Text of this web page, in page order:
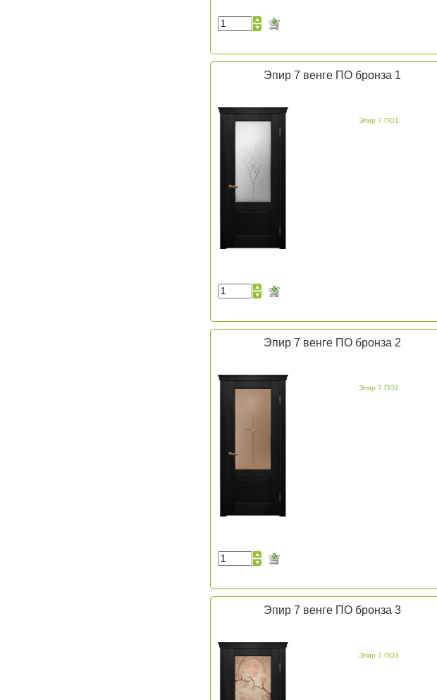
Эпир 7 венге ПО бронза 1
Эпир 7 ПО1
Эпир 7 венге ПО бронза 2
Эпир 7 ПО2
Эпир 7 венге ПО бронза 3
Эпир 7 ПО3